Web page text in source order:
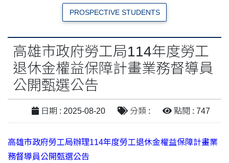
PROSPECTIVE STUDENTS
高雄市政府勞工局114年度勞工
退休金權益保障計畫業務督導員
公開甄選公告
日期 : 2025-08-20 分類 : 點閱 : 747
高雄市政府勞工局辦理114年度勞工退休金權益保障計畫業
務督導員公開甄選公告